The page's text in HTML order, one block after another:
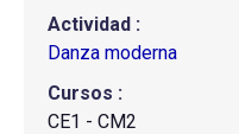
Actividad
Danza moderna
Cursos
CE1 - CM2